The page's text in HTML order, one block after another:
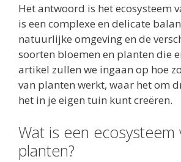
Het antwoord is het ecosysteem
is een complexe en delicate
natuurlijke omgeving en de
soorten bloemen en planten die
artikel zullen we ingaan op hoe
van planten werkt, waar het om
het in je eigen tuin kunt creëren.
Wat is een ecosysteem
planten?